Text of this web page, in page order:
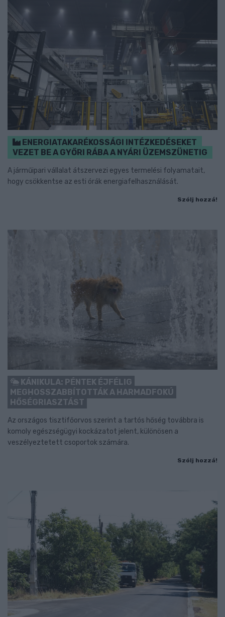
ENERGIATAKARÉKOSSÁGI INTÉZKEDÉSEKET
VEZET BE A GYŐRI RÁBA A NYÁRI ÜZEMSZÜNETIG
A járműipari vállalat átszervezi egyes termelési folyamatait,
hogy csökkentse az esti órák energiafelhasználását.
Szólj hozzá!
KÁNIKULA: PÉNTEK ÉJFÉLIG
MEGHOSSZABBÍTOTTÁK A HARMADFOKÚ
HŐSÉGRIASZTÁST
Az országos tisztifőorvos szerint a tartós hőség továbbra is
komoly egészségügyi kockázatot jelent, különösen a
veszélyeztetett csoportok számára.
Szólj hozzá!